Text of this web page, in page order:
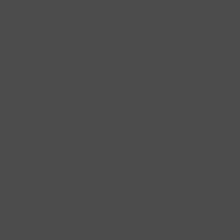
Winkel zueinander und die Frucht erreicht
Baum herunter.
Er gilt dann als standorttolerant und